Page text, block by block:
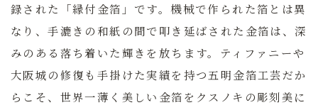
録された「縁付金箔」です。機械で作られた箔とは異
なり、手漉きの和紙の間で叩き延ばされた金箔は、深
みのある落ち着いた輝きを放ちます。 ティファニーや
大阪城の修復も手掛けた実績を持つ五明金箔工芸だか
らこそ、世界一薄く美しい金箔をクスノキの彫刻美に